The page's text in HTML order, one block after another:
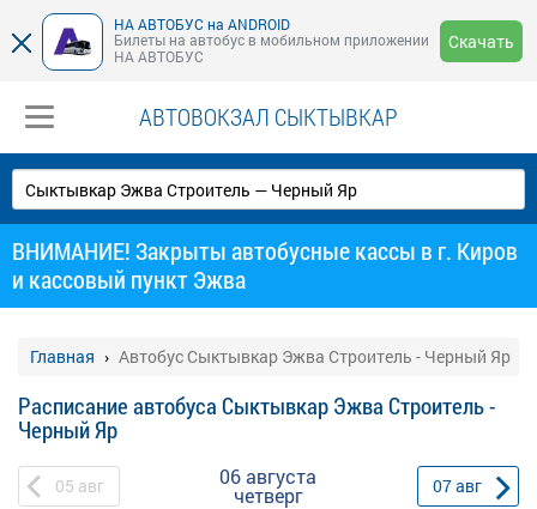
НА АВТОБУС на ANDROID
Билеты на автобус в мобильном приложении
НА АВТОБУС
Скачать
АВТОВОКЗАЛ СЫКТЫВКАР
ВНИМАНИЕ! Закрыты автобусные кассы в г. Киров
и кассовый пункт Эжва
Главная Автобус Сыктывкар Эжва Строитель - Черный Яр
Расписание автобуса Сыктывкар Эжва Строитель -
Черный Яр
05 авг 06 августа
четверг 07авг